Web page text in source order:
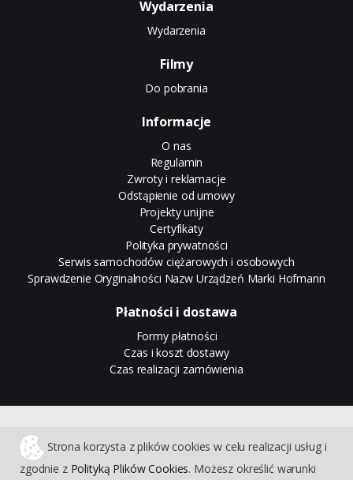
Strona korzysta z plików cookies w celu realizacji usług i
zgodnie z Polityką Plików Cookies. Możesz określić warunki
Wydarzenia
Wydarzenia
Filmy
Do pobrania
Informacje
O nas
Regulamin
Zwroty i reklamacje
Odstąpienie od umowy
Projekty unijne
Certyfikaty
Polityka prywatności
Serwis samochodów ciężarowych i osobowych
Sprawdzenie Oryginalności Nazw Urządzeń Marki Hofmann
Płatności i dostawa
Formy płatności
Czas i koszt dostawy
Czas realizacji zamówienia